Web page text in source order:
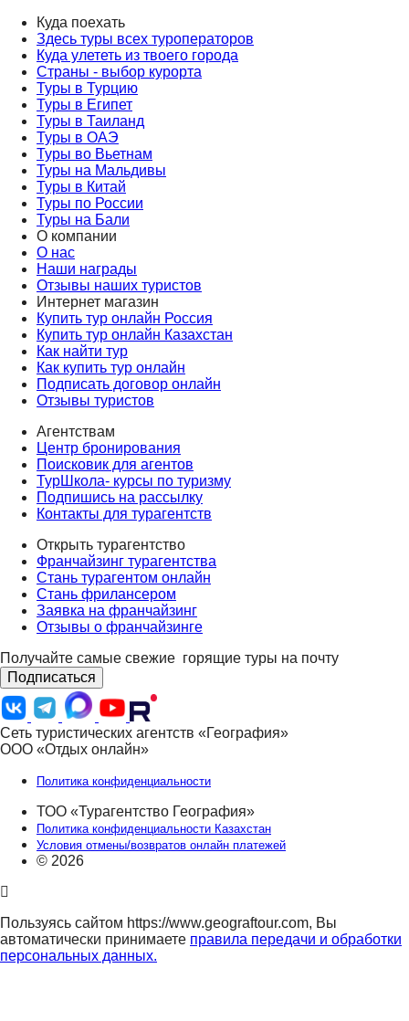
Куда поехать
Здесь туры всех туроператоров
Куда улететь из твоего города
Страны - выбор курорта
Туры в Турцию
Туры в Египет
Туры в Таиланд
Туры в ОАЭ
Туры во Вьетнам
Туры на Мальдивы
Туры в Китай
Туры по России
Туры на Бали
О компании
О нас
Наши награды
Отзывы наших туристов
Интернет магазин
Купить тур онлайн Россия
Купить тур онлайн Казахстан
Как найти тур
Как купить тур онлайн
Подписать договор онлайн
Отзывы туристов
Агентствам
Центр бронирования
Поисковик для агентов
ТурШкола- курсы по туризму
Подпишись на рассылку
Контакты для турагентств
Открыть турагентство
Франчайзинг турагентства
Стань турагентом онлайн
Стань фрилансером
Заявка на франчайзинг
Отзывы о франчайзинге
Получайте самые свежие горящие туры на почту
Подписаться
Сеть туристических агентств «География»
ООО «Отдых онлайн»
Политика конфиденциальности
ТОО «Турагентство География»
Политика конфиденциальности Казахстан
Условия отмены/возвратов онлайн платежей
© 2026
Пользуясь сайтом https://www.geograftour.com, Вы
автоматически принимаете правила передачи и обработки
персональных данных.